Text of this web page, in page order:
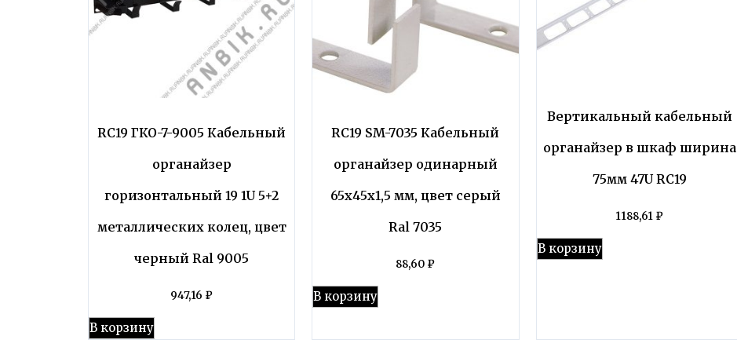
RC19 ГКО-7-9005 Кабельный
органайзер
горизонтальный 19 1U 5+2
металлических колец, цвет
черный Ral 9005
947,16 ₽
В корзину
RC19 SM-7035 Кабельный
органайзер одинарный
65х45х1,5 мм, цвет серый
Ral 7035
88,60 ₽
В корзину
Вертикальный кабельный
органайзер в шкаф ширина
75мм 47U RC19
1188,61 ₽
В корзину